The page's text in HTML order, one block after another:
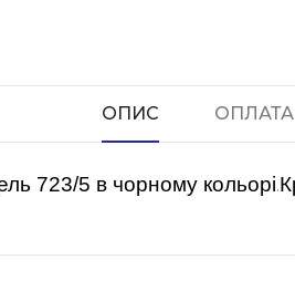
ОПИС
723/5 в чорному кольорі.